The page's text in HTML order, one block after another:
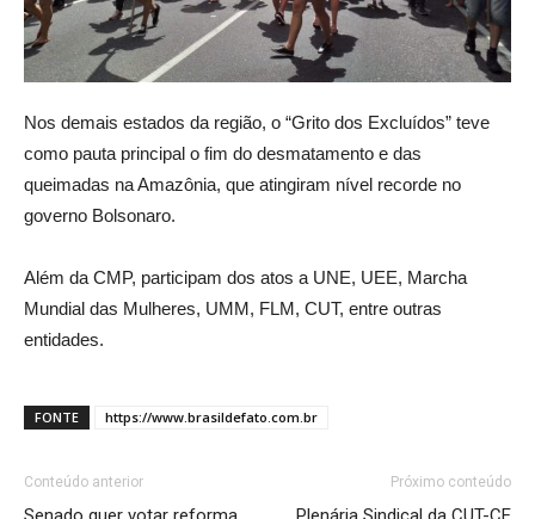
Nos demais estados da região, o “Grito dos Excluídos” teve
como pauta principal o fim do desmatamento e das
queimadas na Amazônia, que atingiram nível recorde no
governo Bolsonaro.
Além da CMP, participam dos atos a UNE, UEE, Marcha
Mundial das Mulheres, UMM, FLM, CUT, entre outras
entidades.
FONTE https://www.brasildefato.com.br
Conteúdo anterior Próximo conteúdo